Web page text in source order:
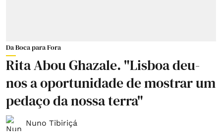
Da Boca para Fora
Rita Abou Ghazale. "Lisboa deu-
nos a oportunidade de mostrar um
pedaço da nossa terra"
Nuno Tibiriçá